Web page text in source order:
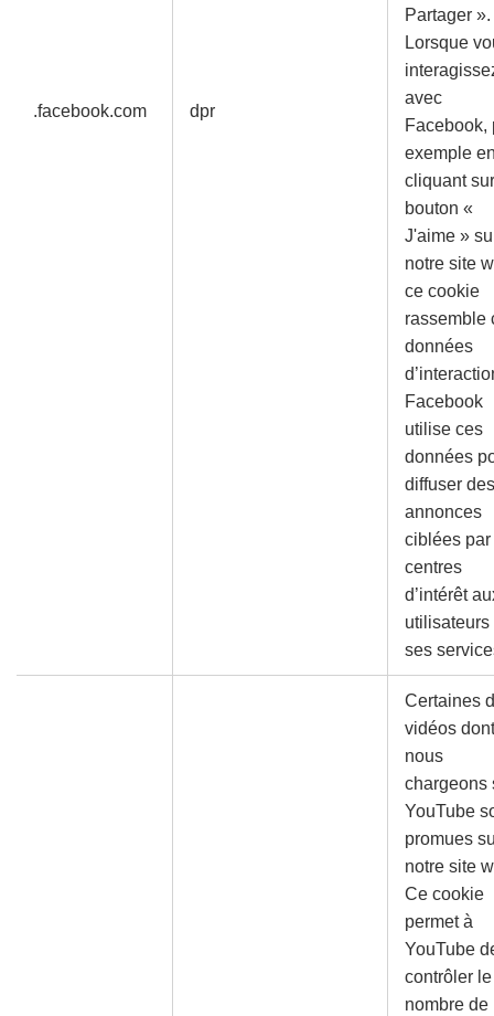
.facebook.com dpr
Partager ».
Lorsque
avec
Facebook,
exemple
cliquant
bouton «
J'aime »
notre site
ce cookie
rassemble
données
Facebook
utilise ces
données
diffuser des
annonces
ciblées par
centres
d’intérêt
utilisateurs
ses
Certaines
vidéos dont
nous
chargeons
YouTube
promues
notre site
Ce cookie
permet à
YouTube
contrôler le
nombre de